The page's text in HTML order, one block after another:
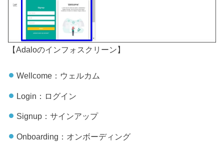
【Adaloのインフォスクリーン】
Wellcome：ウェルカム
Login：ログイン
Signup：サインアップ
Onboarding：オンボーディング